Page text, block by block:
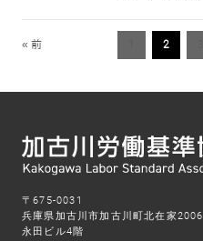
« 前 2
〒675-0031
兵庫県加古川市加古川町北在家2006
永田ビル4階